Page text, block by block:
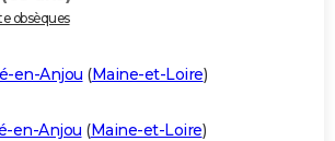
obsèques
en-Anjou (Maine-et-Loire)
en-Anjou (Maine-et-Loire)